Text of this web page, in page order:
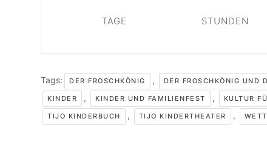
TAGE STUNDEN
Tags: DER FROSCHKÖNIG , DER FROSCHKÖNIG UND
KINDER , KINDER UND FAMILIENFEST , KULTUR
TIJO KINDERBUCH , TIJO KINDERTHEATER ,